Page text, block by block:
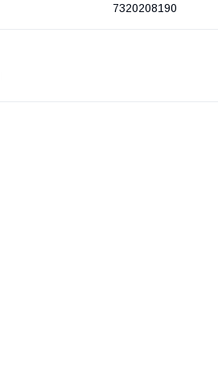
7320208190